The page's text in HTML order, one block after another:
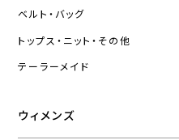
ベルト・バッグ
トップス・ニット・その他
テーラーメイド
ウィメンズ